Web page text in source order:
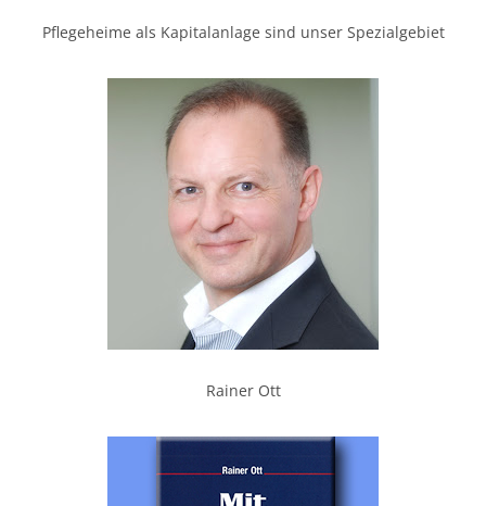
Pflegeheime als Kapitalanlage sind unser Spezialgebiet
Rainer Ott